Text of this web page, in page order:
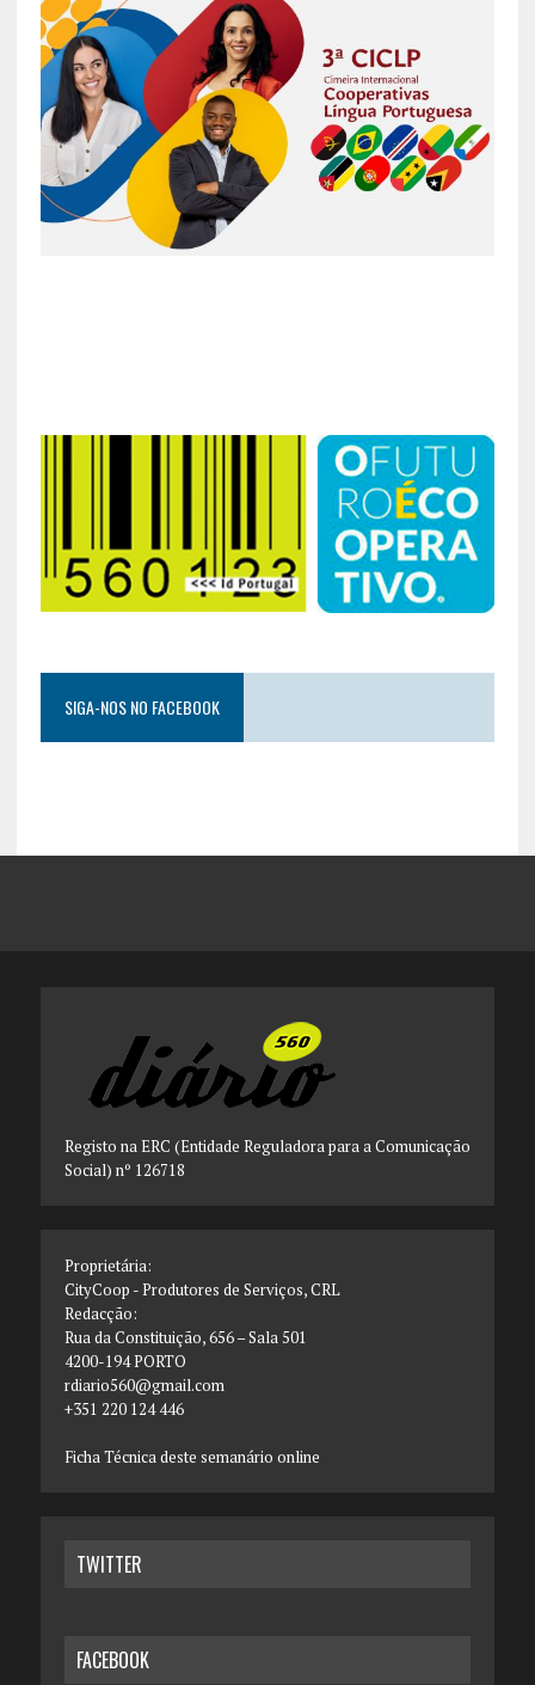
SIGA-NOS NO FACEBOOK
Registo na ERC (Entidade Reguladora para a Comunicação
Social) nº 126718
Proprietária:
CityCoop - Produtores de Serviços, CRL
Redacção:
Rua da Constituição, 656 – Sala 501
4200-194 PORTO
rdiario560@gmail.com
+351 220 124 446
Ficha Técnica deste semanário online
TWITTER
FACEBOOK